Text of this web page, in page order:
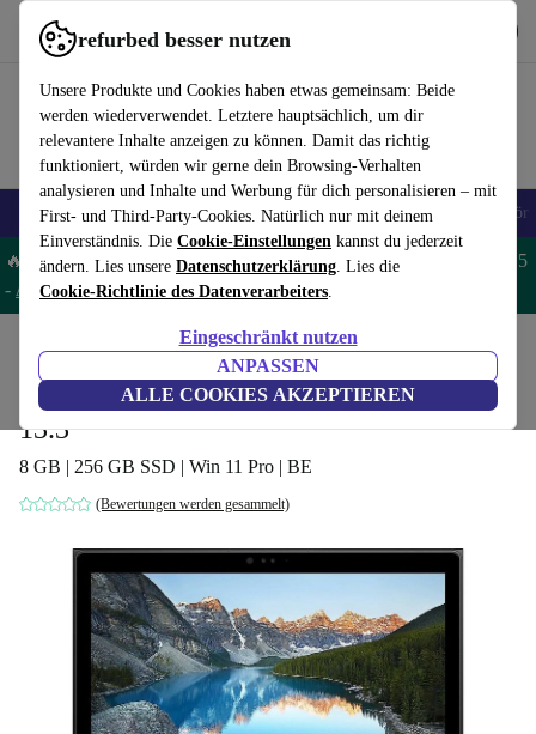
refurbed besser nutzen
Unsere Produkte und Cookies haben etwas gemeinsam: Beide
werden wiederverwendet. Letztere hauptsächlich, um dir
relevantere Inhalte anzeigen zu können. Damit das richtig
funktioniert, würden wir gerne dein Browsing-Verhalten
analysieren und Inhalte und Werbung für dich personalisieren – mit
First- und Third-Party-Cookies. Natürlich nur mit deinem
Einverständnis. Die Cookie-Einstellungen kannst du jederzeit
ändern. Lies unsere Datenschutzerklärung. Lies die
Cookie-Richtlinie des Datenverarbeiters.
Eingeschränkt nutzen
ANPASSEN
ALLE COOKIES AKZEPTIEREN
refurbed schnell und einfach nutzen
🎒 Back to school Handys Laptops Tablets Smartwatches Zubehör
🔥 Spare 5% EXTRA auf MacBooks und iPads – Code: MACPAD5
- AGB
Laptops Dell Laptops
Dell Latitude 3390 2-in-1 | i5-8350U |
13.3"
8 GB | 256 GB SSD | Win 11 Pro | BE
(Bewertungen werden gesammelt)